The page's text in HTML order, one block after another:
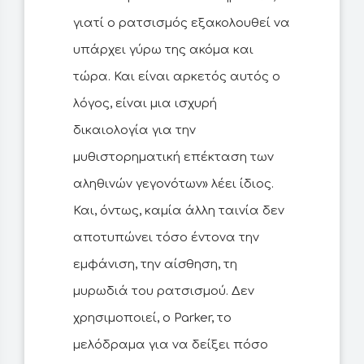
γιατί ο ρατσισμός εξακολουθεί να
υπάρχει γύρω της ακόμα και
τώρα. Και είναι αρκετός αυτός ο
λόγος, είναι μια ισχυρή
δικαιολογία για την
μυθιστορηματική επέκταση των
αληθινών γεγονότων» λέει ίδιος.
Και, όντως, καμία άλλη ταινία δεν
αποτυπώνει τόσο έντονα την
εμφάνιση, την αίσθηση, τη
μυρωδιά του ρατσισμού. Δεν
χρησιμοποιεί, ο Parker, το
μελόδραμα για να δείξει πόσο